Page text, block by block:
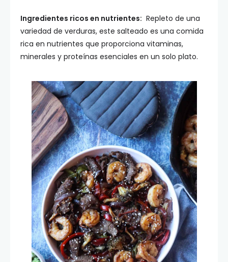
Ingredientes ricos en nutrientes: Repleto de una
variedad de verduras, este salteado es una comida
rica en nutrientes que proporciona vitaminas,
minerales y proteínas esenciales en un solo plato.